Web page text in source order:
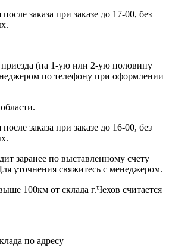
заказа при заказе до 17-00, без
(на 1-ую или 2-ую половину
по телефону при оформлении
заказа при заказе до 16-00, без
заранее по выставленному счету
уточнения свяжитесь с менеджером.
100км от склада г.Чехов считается
по адресу